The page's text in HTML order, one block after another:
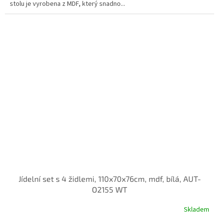
stolu je vyrobena z MDF, který snadno...
Jídelní set s 4 židlemi, 110x70x76cm, mdf, bílá, AUT-
O2155 WT
Skladem